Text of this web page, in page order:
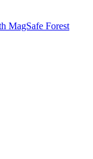
MagSafe Forest